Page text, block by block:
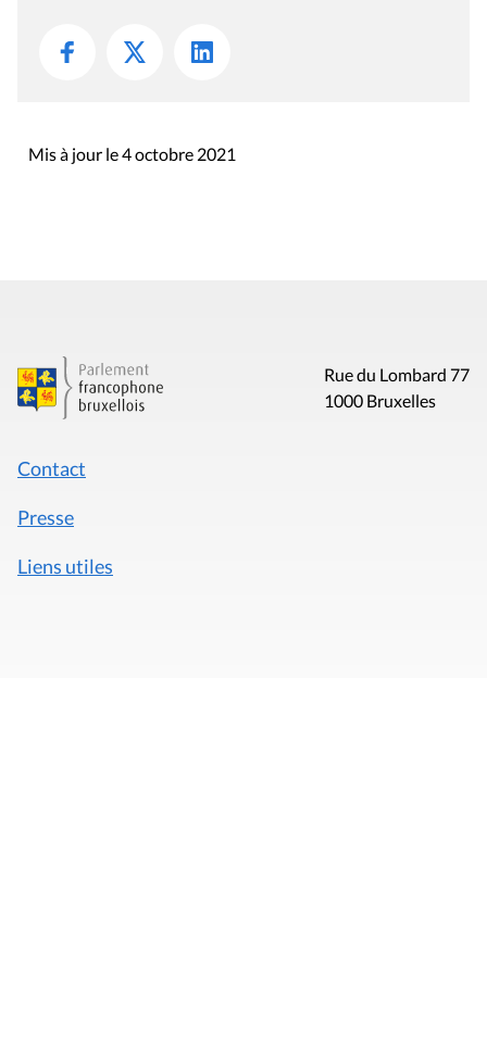
Mis à jour le 4 octobre 2021
Rue du Lombard 77
1000 Bruxelles
Contact
Presse
Liens utiles